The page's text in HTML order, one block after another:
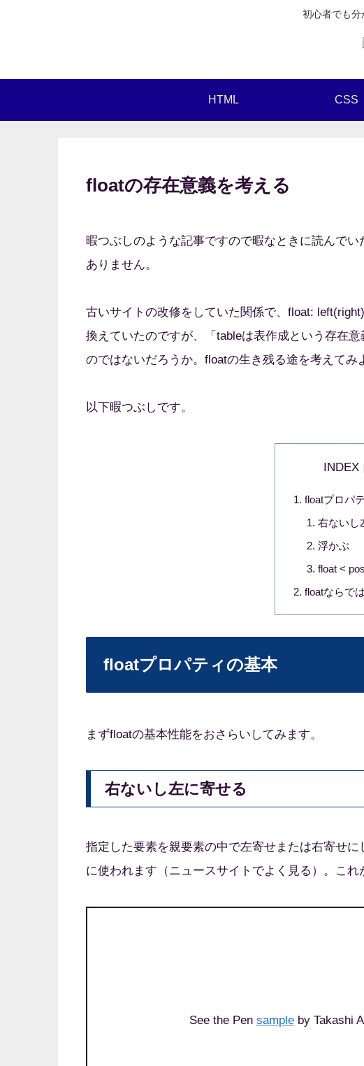
初心者でも
HTML CSS
floatの存在意義を考える
暇つぶしのような記事ですので暇なときに読んで
ありません。
古いサイトの改修をしていた関係で、float:
換えていたのですが、「tableは表作成という存在
のではないだろうか。floatの生き残る途を考えてみ
以下暇つぶしです。
INDEX
floatプロパ
右ないし
浮かぶ
float <
floatならで
floatプロパティの基本
まずfloatの基本性能をおさらいしてみます。
右ないし左に寄せる
指定した要素を親要素の中で左寄せまたは右寄せ
に使われます（ニュースサイトでよく見る）。こ
See the Pen sampleby Takashi